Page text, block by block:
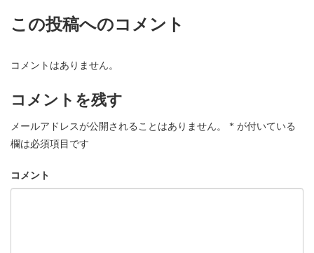
この投稿へのコメント
コメントはありません。
コメントを残す
メールアドレスが公開されることはありません。 * が付いている
欄は必須項目です
コメント